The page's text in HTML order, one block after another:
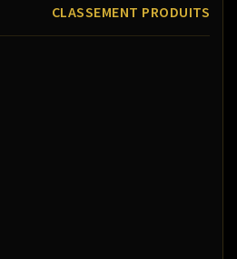
CLASSEMENT PRODUITS